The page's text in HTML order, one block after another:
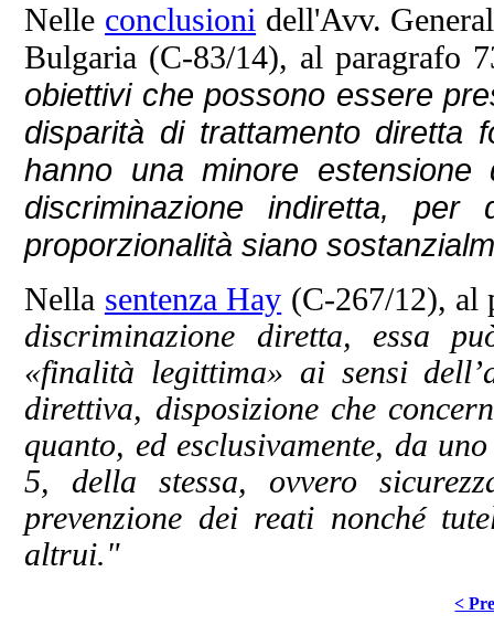
Nelle conclusioni dell'Avv.
Bulgaria (C‑83/14), al paragrafo
obiettivi che possono essere
disparità di trattamento diretta
hanno una minore
discriminazione indiretta,
proporzionalità siano
Nella sentenza Hay (C‑267/12),
discriminazione diretta, essa
«finalità legittima» ai sensi
direttiva, disposizione che
quanto, ed esclusivamente, da
5, della stessa, ovvero
prevenzione dei reati nonché
altrui."
<